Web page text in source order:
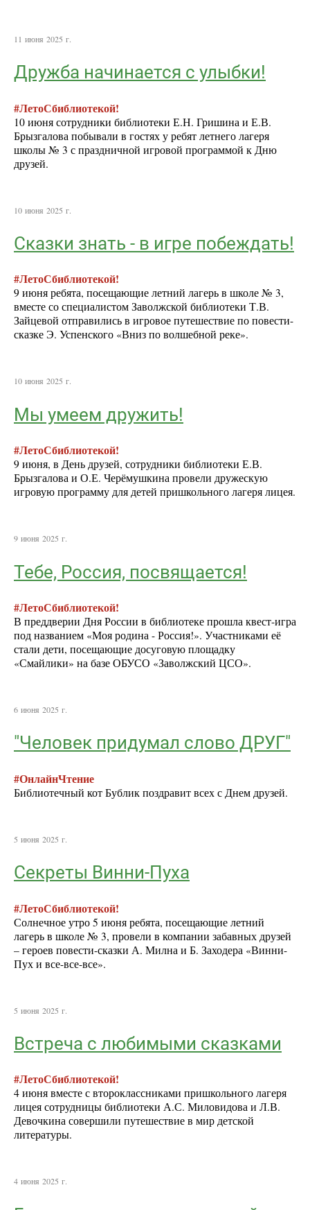
11 июня 2025 г.
Дружба начинается с улыбки!
#ЛетоСбиблиотекой!
10 июня сотрудники библиотеки Е.Н. Гришина и Е.В.
Брызгалова побывали в гостях у ребят летнего лагеря
школы № 3 с праздничной игровой программой к Дню
друзей.
10 июня 2025 г.
Сказки знать - в игре побеждать!
#ЛетоСбиблиотекой!
9 июня ребята, посещающие летний лагерь в школе № 3,
вместе со специалистом Заволжской библиотеки Т.В.
Зайцевой отправились в игровое путешествие по повести-
сказке Э. Успенского «Вниз по волшебной реке».
10 июня 2025 г.
Мы умеем дружить!
#ЛетоСбиблиотекой!
9 июня, в День друзей, сотрудники библиотеки Е.В.
Брызгалова и О.Е. Черёмушкина провели дружескую
игровую программу для детей пришкольного лагеря лицея.
9 июня 2025 г.
Тебе, Россия, посвящается!
#ЛетоСбиблиотекой!
В преддверии Дня России в библиотеке прошла квест-игра
под названием «Моя родина - Россия!». Участниками её
стали дети, посещающие досуговую площадку
«Смайлики» на базе ОБУСО «Заволжский ЦСО».
6 июня 2025 г.
"Человек придумал слово ДРУГ"
#ОнлайнЧтение
Библиотечный кот Бублик поздравит всех с Днем друзей.
5 июня 2025 г.
Секреты Винни-Пуха
#ЛетоСбиблиотекой!
Солнечное утро 5 июня ребята, посещающие летний
лагерь в школе № 3, провели в компании забавных друзей
– героев повести-сказки А. Милна и Б. Заходера «Винни-
Пух и все-все-все».
5 июня 2025 г.
Встреча с любимыми сказками
#ЛетоСбиблиотекой!
4 июня вместе с второклассниками пришкольного лагеря
лицея сотрудницы библиотеки А.С. Миловидова и Л.В.
Девочкина совершили путешествие в мир детской
литературы.
4 июня 2025 г.